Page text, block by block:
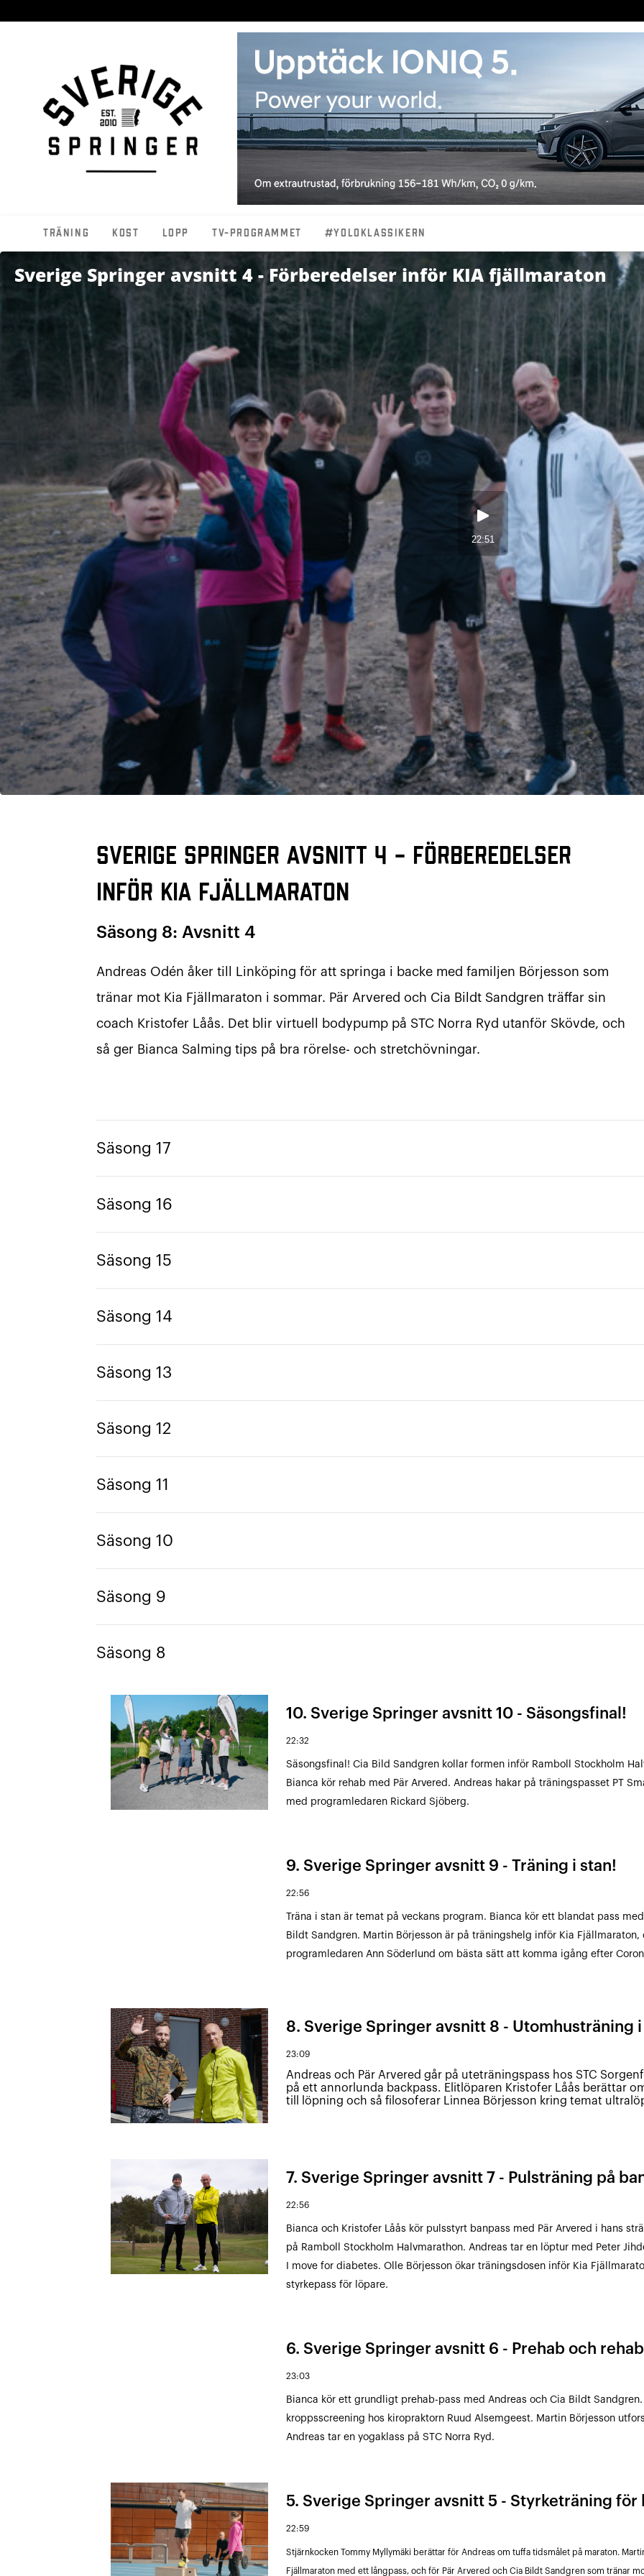
Träning Kost Lopp TV-programmet #YOLOKLASSIKERN
Sverige Springer avsnitt 4 – Förberedelser
inför KIA fjällmaraton
Säsong 8: Avsnitt 4
Andreas Odén åker till Linköping för att springa i backe med familjen Börjesson som
tränar mot Kia Fjällmaraton i sommar. Pär Arvered och Cia Bildt Sandgren träffar sin
coach Kristofer Låås. Det blir virtuell bodypump på STC Norra Ryd utanför Skövde, och
så ger Bianca Salming tips på bra rörelse- och stretchövningar.
Säsong 17
Säsong 16
Säsong 15
Säsong 14
Säsong 13
Säsong 12
Säsong 11
Säsong 10
Säsong 9
Säsong 8
10. Sverige Springer avsnitt 10 - Säsongsfinal!
22:32
Säsongsfinal! Cia Bild Sandgren kollar formen inför Ramboll Stockholm
Bianca kör rehab med Pär Arvered. Andreas hakar på träningspasset PT
med programledaren Rickard Sjöberg.
9. Sverige Springer avsnitt 9 - Träning i stan!
22:56
Träna i stan är temat på veckans program. Bianca kör ett blandat pass
Bildt Sandgren. Martin Börjesson är på träningshelg inför Kia
programledaren Ann Söderlund om bästa sätt att komma igång efter
8. Sverige Springer avsnitt 8 - Utomhusträning i
23:09
Andreas och Pär Arvered går på uteträningspass hos STC
på ett annorlunda backpass. Elitlöparen Kristofer Låås berättar
till löpning och så filosoferar Linnea Börjesson kring temat
7. Sverige Springer avsnitt 7 - Pulsträning på
22:56
Bianca och Kristofer Låås kör pulsstyrt banpass med Pär Arvered i hans
på Ramboll Stockholm Halvmarathon. Andreas tar en löptur med Peter
I move for diabetes. Olle Börjesson ökar träningsdosen inför Kia
styrkepass för löpare.
6. Sverige Springer avsnitt 6 - Prehab och
23:03
Bianca kör ett grundligt prehab-pass med Andreas och Cia Bildt
kroppsscreening hos kiropraktorn Ruud Alsemgeest. Martin Börjesson
Andreas tar en yogaklass på STC Norra Ryd.
5. Sverige Springer avsnitt 5 - Styrketräning för
22:59
Stjärnkocken Tommy Myllymäki berättar för Andreas om tuffa tidsmålet på maraton.
Fjällmaraton med ett långpass, och för Pär Arvered och Cia Bildt Sandgren som tränar